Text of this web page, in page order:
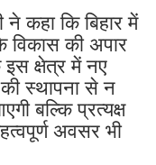
कहा कि बिहार में
विकास की अपार
क्षेत्र में नए
स्थापना से न
बल्कि प्रत्यक्ष
अवसर भी